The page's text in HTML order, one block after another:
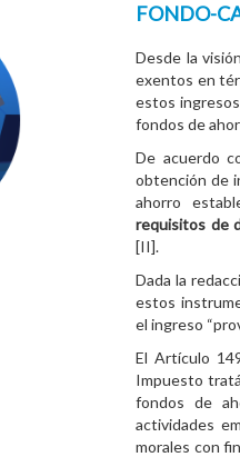
FONDO-
Desde la
exentos en
estos
fondos de
De acuerdo
obtención de
ahorro
requisitos de
[II].
Dada la
estos
el ingreso
El Artículo
Impuesto
fondos de
actividades
morales con